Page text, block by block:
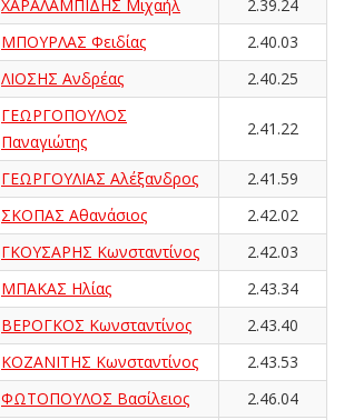
ΧΑΡΑΛΑΜΠΙΔΗΣ Μιχαήλ
2.39.24
ΜΠΟΥΡΛΑΣ Φειδίας
2.40.03
ΛΙΟΣΗΣ Ανδρέας 2.40.25
ΓΕΩΡΓΟΠΟΥΛΟΣ
Παναγιώτης
2.41.22
ΓΕΩΡΓΟΥΛΙΑΣ Αλέξανδρος
2.41.59
ΣΚΟΠΑΣ Αθανάσιος
2.42.02
ΓΚΟΥΣΑΡΗΣ Κωνσταντίνος
2.42.03
ΜΠΑΚΑΣ Ηλίας
2.43.34
ΒΕΡΟΓΚΟΣ Κωνσταντίνος
2.43.40
ΚΟΖΑΝΙΤΗΣ Κωνσταντίνος
2.43.53
ΦΩΤΟΠΟΥΛΟΣ Βασίλειος 2.46.04